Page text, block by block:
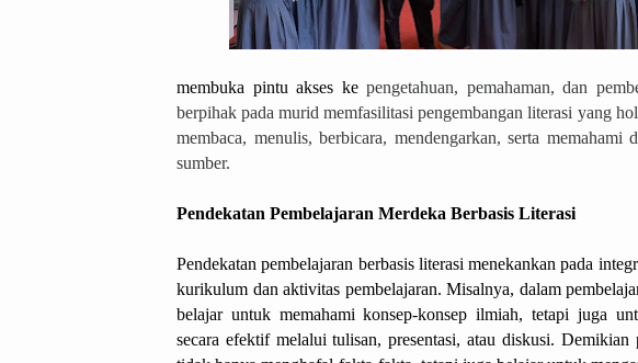
membuka pintu akses ke pengetahuan, pemahaman, dan
berpihak pada murid memfasilitasi pengembangan literasi yang
membaca, menulis, berbicara, mendengarkan, serta memahami
sumber.
Pendekatan Pembelajaran Merdeka Berbasis Literasi
Pendekatan pembelajaran berbasis literasi menekankan pada
kurikulum dan aktivitas pembelajaran. Misalnya, dalam
belajar untuk memahami konsep-konsep ilmiah, tetapi juga
secara efektif melalui tulisan, presentasi, atau diskusi. Demikian